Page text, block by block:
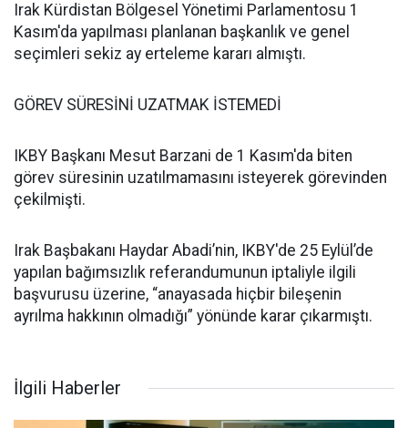
Irak Kürdistan Bölgesel Yönetimi Parlamentosu 1
Kasım'da yapılması planlanan başkanlık ve genel
seçimleri sekiz ay erteleme kararı almıştı.
GÖREV SÜRESİNİ UZATMAK İSTEMEDİ
IKBY Başkanı Mesut Barzani de 1 Kasım'da biten
görev süresinin uzatılmamasını isteyerek görevinden
çekilmişti.
Irak Başbakanı Haydar Abadi’nin, IKBY'de 25 Eylül’de
yapılan bağımsızlık referandumunun iptaliyle ilgili
başvurusu üzerine, “anayasada hiçbir bileşenin
ayrılma hakkının olmadığı” yönünde karar çıkarmıştı.
İlgili Haberler